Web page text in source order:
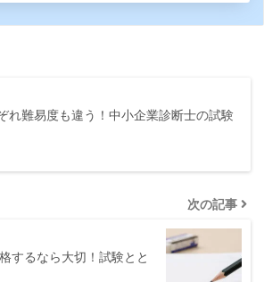
れ難易度も違う！中小企業診断士の試験
次の記事
するなら大切！試験とと